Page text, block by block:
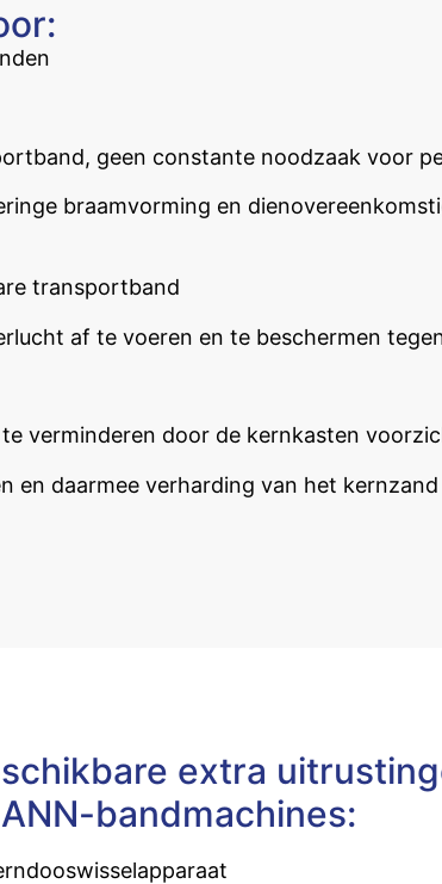
geen constante noodzaak voor
braamvorming en
transportband
af te voeren en te beschermen
verminderen door de kernkasten
en daarmee verharding van het kernzand
extra
bandmachines: